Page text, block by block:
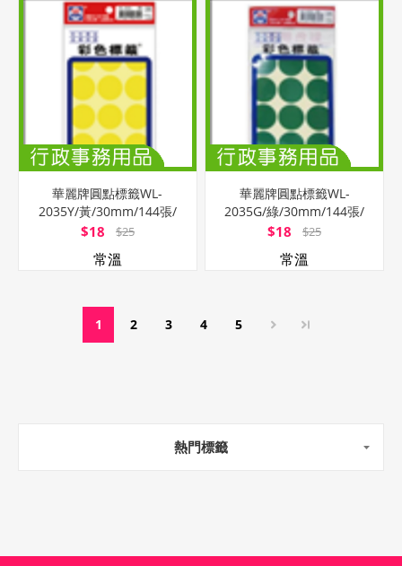
華麗牌圓點標籤WL-
2035Y/黃/30mm/144張/
包
$18 $25
常溫
華麗牌圓點標籤WL-
2035G/綠/30mm/144張/
包
$18 $25
常溫
1 2 3 4 5
熱門標籤